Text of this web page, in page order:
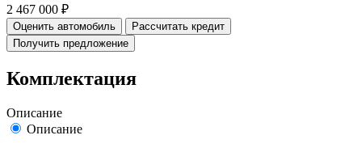
2 467 000 ₽
Оценить автомобиль
Рассчитать кредит
Получить предложение
Комплектация
Описание
Описание